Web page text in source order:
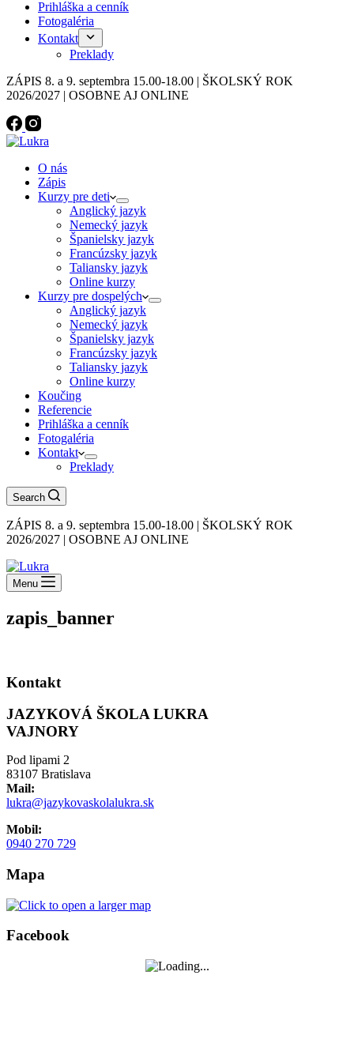
Prihláška a cenník
Fotogaléria
Kontakt
Preklady
ZÁPIS 8. a 9. septembra 15.00-18.00 | ŠKOLSKÝ ROK
2026/2027 | OSOBNE AJ ONLINE
O nás
Zápis
Kurzy pre deti
Anglický jazyk
Nemecký jazyk
Španielsky jazyk
Francúzsky jazyk
Taliansky jazyk
Online kurzy
Kurzy pre dospelých
Anglický jazyk
Nemecký jazyk
Španielsky jazyk
Francúzsky jazyk
Taliansky jazyk
Online kurzy
Koučing
Referencie
Prihláška a cenník
Fotogaléria
Kontakt
Preklady
Search
ZÁPIS 8. a 9. septembra 15.00-18.00 | ŠKOLSKÝ ROK
2026/2027 | OSOBNE AJ ONLINE
Menu
zapis_banner
Kontakt
JAZYKOVÁ ŠKOLA LUKRA
VAJNORY
Pod lipami 2
83107 Bratislava
Mail:
lukra@jazykovaskolalukra.sk
Mobil:
0940 270 729
Mapa
Facebook